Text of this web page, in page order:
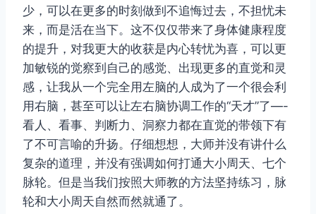
少，可以在更多的时刻做到不追悔过去，不担忧未
来，而是活在当下。这不仅仅带来了身体健康程度
的提升，对我更大的收获是内心转忧为喜，可以更
加敏锐的觉察到自己的感觉、出现更多的直觉和灵
感，让我从一个完全用左脑的人成为了一个很会利
用右脑，甚至可以让左右脑协调工作的“天才”了—-
看人、看事、判断力、洞察力都在直觉的带领下有
了不可言喻的升扬。仔细想想，大师并没有讲什么
复杂的道理，并没有强调如何打通大小周天、七个
脉轮。但是当我们按照大师教的方法坚持练习，脉
轮和大小周天自然而然就通了。